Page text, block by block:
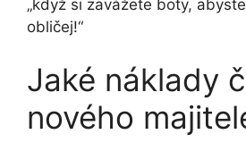
„když si zavážete boty,
obličej!“
Jaké náklady
nového